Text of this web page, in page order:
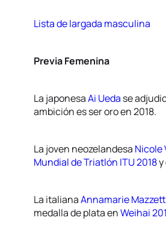
Lista de largada masculina
Previa Femenina
La japonesaAi Ueda se
ambición es ser oro en 2018.
La joven neozelandesa Nicole
Mundial de Triatlón ITU 2018y
La italianaAnnamarie
medalla de plata enWeihai